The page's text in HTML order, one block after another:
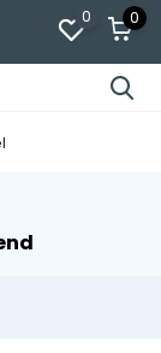
0 0